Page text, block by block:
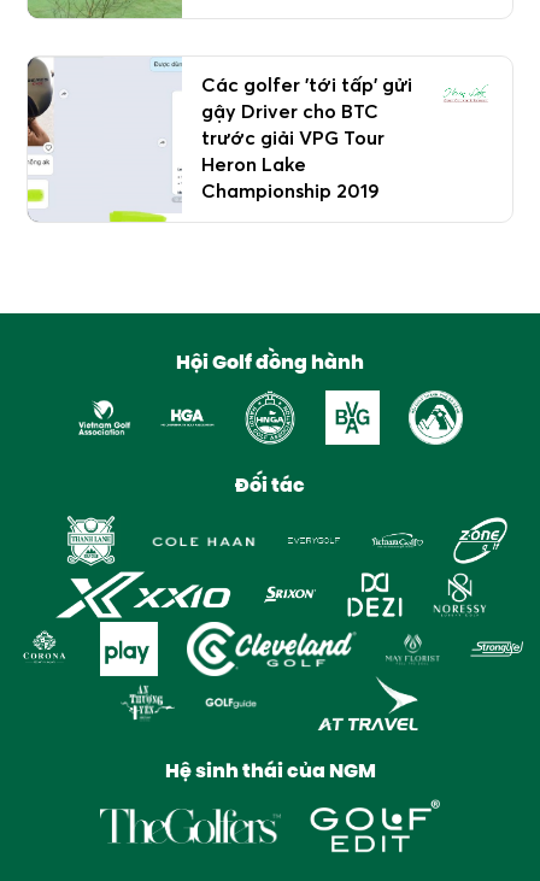
Các golfer 'tới tấp' gửi
gậy Driver cho BTC
trước giải VPG Tour
Heron Lake
Championship 2019
Hội Golf đồng hành
Đối tác
Hệ sinh thái của NGM